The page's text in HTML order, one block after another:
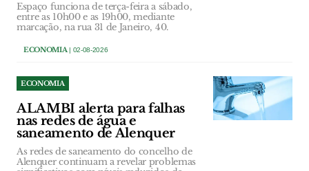
Espaço funciona de terça-feira a sábado,
entre as 10h00 e as 19h00, mediante
marcação, na rua 31 de Janeiro, 40.
ECONOMIA | 02-08-2026
ECONOMIA
ALAMBI alerta para falhas
nas redes de água e
saneamento de Alenquer
As redes de saneamento do concelho de
Alenquer continuam a revelar problemas